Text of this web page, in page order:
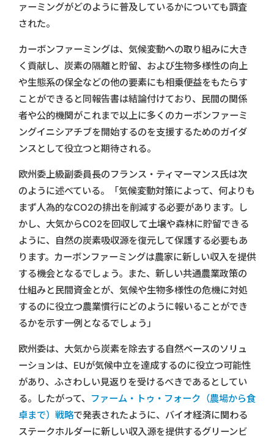
ァーミングがどのように普及しているかについても調査
された。
カーボンファーミングは、気候変動への取り組みに大き
く貢献し、炭素の隔離と貯留、および生物多様性の向上
や生態系の保全などの他の要素にも相乗便益をもたらす
ことができると同報告書は結論付けており、民間の関係
者や公的機関がこれまで以上に多くのカーボンファーミ
ングイニシアチブを開始するのを支援するためのガイダ
ンスとして役立つと期待される。
欧州委上級副委員長のフランス・ティマーマンス氏は次
のように述べている。「気候変動対策によって、何よりも
まず人為的なCO2の排出を削減する必要があります。し
かし、大気からCO2を回収して土壌や森林に貯留できる
ように、自然の炭素吸収源を復元して保護する必要もあ
ります。カーボンファーミングは農家に新しい収入を提供
する機会となるでしょう。また、新しい共通農業政策の
仕組みと民間資金とが、気候や生物多様性の危機に対処
するのに役立つ農業慣行にどのように報いることができ
るかを示す一例となるでしょう」
欧州委は、大気から炭素を除去する自然ベースのソリュ
ーションは、EUが気候中立を達成するのに役立つ可能性
があり、ふさわしい見返りを受けるべきであるとしてい
る。したがって、
ファーム・トゥ・フォーク（農場から食
卓まで）戦略で発表されたように、バイオ経済に関わる
ステークホルダーに新しい収入源を提供するグリーンビ